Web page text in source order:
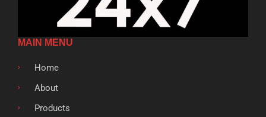
MAIN MENU
Home
About
Products